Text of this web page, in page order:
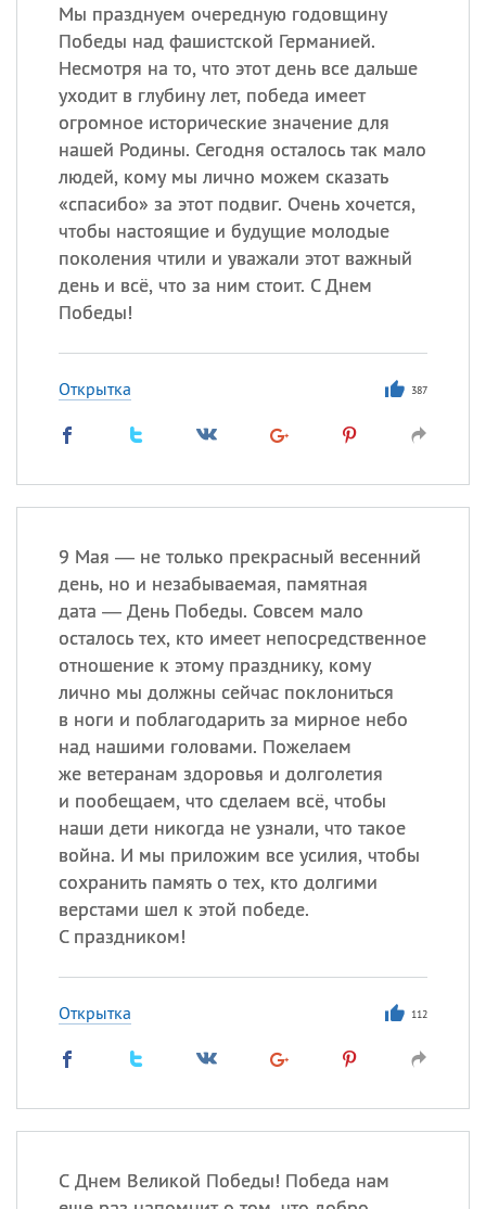
Мы празднуем очередную годовщину
Победы над фашистской Германией.
Несмотря на то, что этот день все дальше
уходит в глубину лет, победа имеет
огромное исторические значение для
нашей Родины. Сегодня осталось так мало
людей, кому мы лично можем сказать
«спасибо» за этот подвиг. Очень хочется,
чтобы настоящие и будущие молодые
поколения чтили и уважали этот важный
день и всё, что за ним стоит. С Днем
Победы!
Открытка 387
9 Мая — не только прекрасный весенний
день, но и незабываемая, памятная
дата — День Победы. Совсем мало
осталось тех, кто имеет непосредственное
отношение к этому празднику, кому
лично мы должны сейчас поклониться
в ноги и поблагодарить за мирное небо
над нашими головами. Пожелаем
же ветеранам здоровья и долголетия
и пообещаем, что сделаем всё, чтобы
наши дети никогда не узнали, что такое
война. И мы приложим все усилия, чтобы
сохранить память о тех, кто долгими
верстами шел к этой победе.
С праздником!
Открытка 112
С Днем Великой Победы! Победа нам